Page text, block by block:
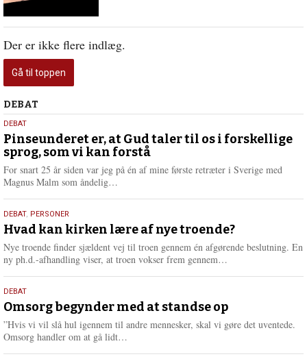
Der er ikke flere indlæg.
Gå til toppen
Debat
DEBAT
5.
august
2026
DEBAT
Pinseunderet er, at Gud taler til os i forskellige
sprog, som vi kan forstå
For snart 25 år siden var jeg på én af mine første retræter i Sverige med
Magnus Malm som åndelig…
e
r
e
25.
juli
2026
DEBAT, PERSONER
Hvad kan kirken lære af nye troende?
Nye troende finder sjældent vej til troen gennem én afgørende beslutning. En
ny ph.d.-afhandling viser, at troen vokser frem gennem…
e
r
e
9.
juli
2026
DEBAT
Omsorg begynder med at standse op
”Hvis vi vil slå hul igennem til andre mennesker, skal vi gøre det uventede.
Omsorg handler om at gå lidt…